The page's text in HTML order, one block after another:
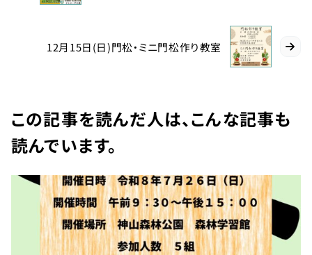
0114
17:00
徳島県名
町阿野字
大地459-1
×閉じる
12月15日(日)門松・ミニ門松作り教室
この記事を読んだ人は、こんな記事も
読んでいます。